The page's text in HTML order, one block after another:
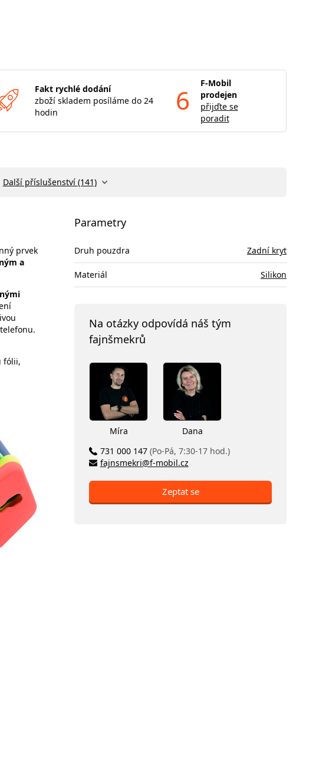
Fakt rychlé dodání
zboží skladem posíláme do 24
hodin
6
F-Mobil
prodejen
přijďte se
poradit
Další příslušenství (141)
prvek
a
fólii,
Parametry
Druh pouzdra Zadní kryt
Materiál Silikon
Na otázky odpovídá náš tým
fajnšmekrů
Míra
Dana
731 000 147 (Po-Pá, 7:30-17 hod.)
fajnsmekri@f-mobil.cz
Zeptat se